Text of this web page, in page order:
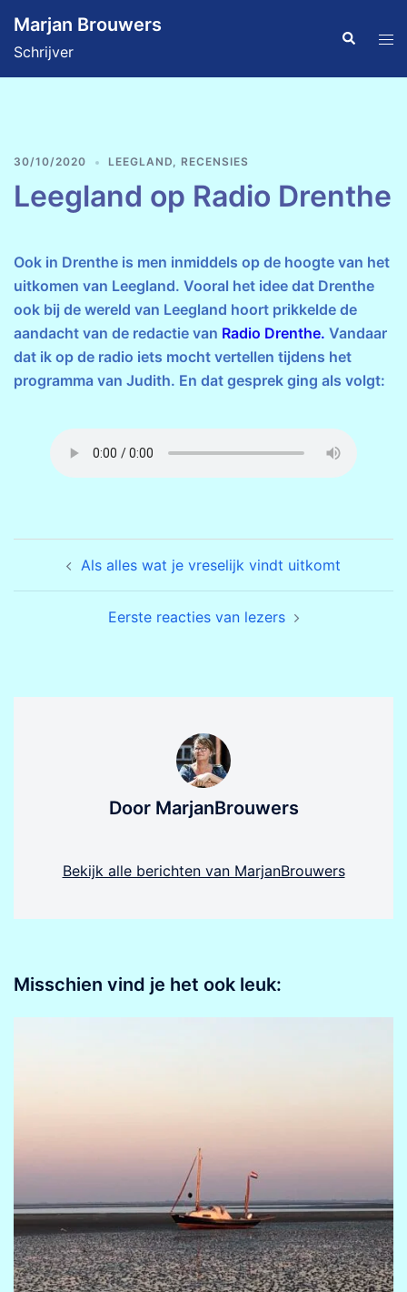
naar
de
inhoud
Marjan Brouwers
Schrijver
Zoeken
30/10/2020 LEEGLAND, RECENSIES
Leegland op Radio Drenthe
Ook in Drenthe is men inmiddels op de hoogte van het
uitkomen van Leegland. Vooral het idee dat Drenthe
ook bij de wereld van Leegland hoort prikkelde de
aandacht van de redactie van Radio Drenthe. Vandaar
dat ik op de radio iets mocht vertellen tijdens het
programma van Judith. En dat gesprek ging als volgt:
navigatieAls alles wat je vreselijk vindt uitkomt
Eerste reacties van lezers
Door MarjanBrouwers
Bekijk alle berichten van MarjanBrouwers
Misschien vind je het ook leuk: